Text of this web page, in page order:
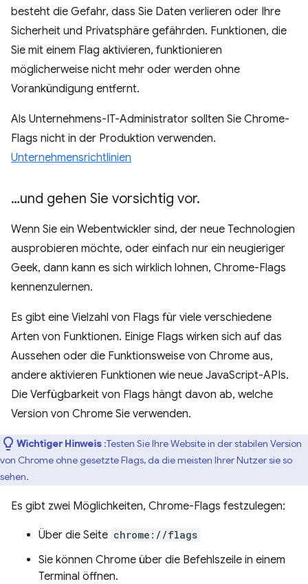
besteht die Gefahr, dass Sie Daten verlieren oder Ihre
Sicherheit und Privatsphäre gefährden. Funktionen, die
Sie mit einem Flag aktivieren, funktionieren
möglicherweise nicht mehr oder werden ohne
Vorankündigung entfernt.
Als Unternehmens-IT-Administrator sollten Sie Chrome-
Flags nicht in der Produktion verwenden.
Unternehmensrichtlinien
…und gehen Sie vorsichtig vor.
Wenn Sie ein Webentwickler sind, der neue Technologien
ausprobieren möchte, oder einfach nur ein neugieriger
Geek, dann kann es sich wirklich lohnen, Chrome-Flags
kennenzulernen.
Es gibt eine Vielzahl von Flags für viele verschiedene
Arten von Funktionen. Einige Flags wirken sich auf das
Aussehen oder die Funktionsweise von Chrome aus,
andere aktivieren Funktionen wie neue JavaScript-APIs.
Die Verfügbarkeit von Flags hängt davon ab, welche
Version von Chrome Sie verwenden.
Wichtiger Hinweis :Testen Sie Ihre Website in der stabilen Version
von Chrome ohne gesetzte Flags, da die meisten Ihrer Nutzer sie so
sehen.
Es gibt zwei Möglichkeiten, Chrome-Flags festzulegen:
Über die Seite chrome://flags
Sie können Chrome über die Befehlszeile in einem
Terminal öffnen.